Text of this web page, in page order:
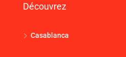
Découvrez
Casablanca